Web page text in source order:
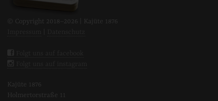
© Copyright 2018– 2026 | Kajüte 1876
Kajüte 1876
Holmertorstraße 11